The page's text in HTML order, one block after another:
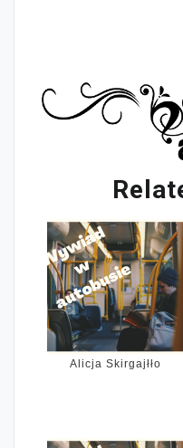
Alicja Skirgajłło